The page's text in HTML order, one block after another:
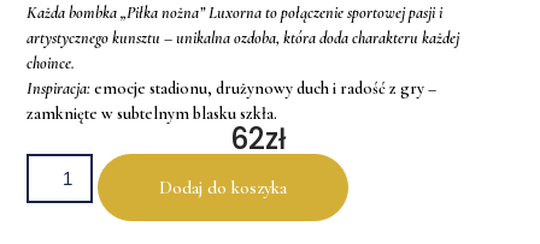
Każda bombka „Piłka nożna” Luxorna to połączenie sportowej pasji i
artystycznego kunsztu – unikalna ozdoba, która doda charakteru każdej
choince.
Inspiracja:emocje stadionu, drużynowy duch i radość z gry –
zamknięte w subtelnym blasku szkła.
62Zł
Dodaj do koszyka